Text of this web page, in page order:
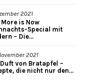
2021
More is Now
Special mit
– Die...
2021
von Bratapfel –
die nicht nur den...